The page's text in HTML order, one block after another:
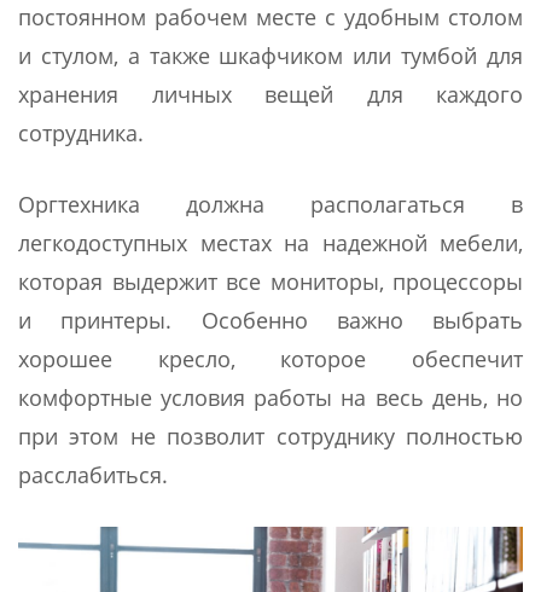
постоянном рабочем месте с удобным столом
и стулом, а также шкафчиком или тумбой для
хранения личных вещей для каждого
сотрудника.
Оргтехника должна располагаться в
легкодоступных местах на надежной мебели,
которая выдержит все мониторы, процессоры
и принтеры. Особенно важно выбрать
хорошее кресло, которое обеспечит
комфортные условия работы на весь день, но
при этом не позволит сотруднику полностью
расслабиться.